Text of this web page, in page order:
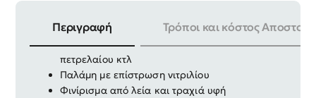
Περιγραφή Τρόποι και κόστος
Χρήση για εργαζόμενους σε περιβάλλον
πετρελαίου κτλ
Παλάμη με επίστρωση νιτριλίου
Φινίρισμα από λεία και τραχιά υφή